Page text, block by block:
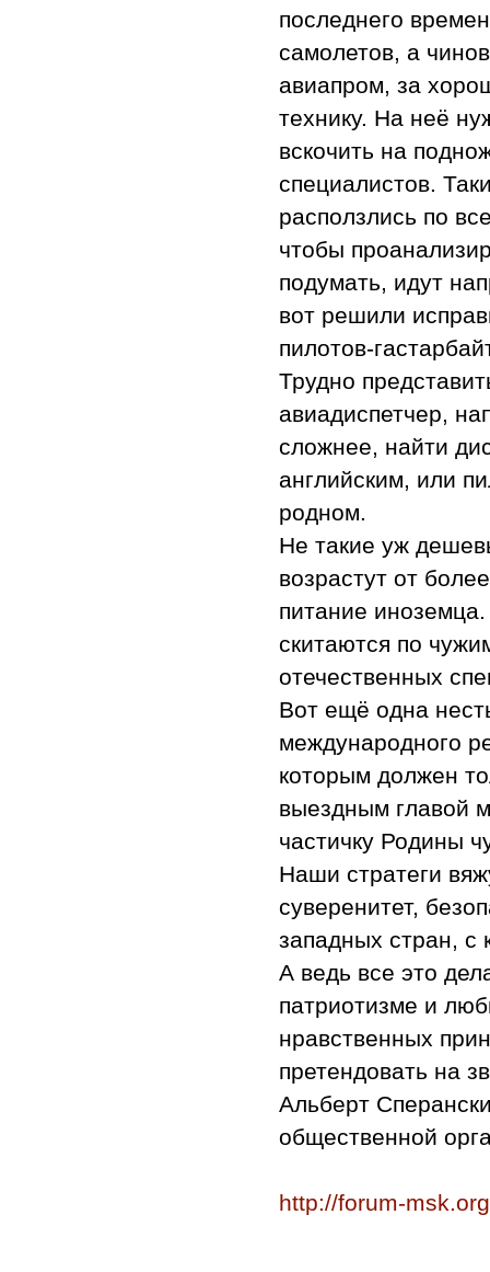
последнего
самолетов, а
авиапром, за
технику. На неё
вскочить на
специалистов.
расползлись по
чтобы
подумать, идут
вот решили
пилотов-
Трудно
авиадиспетчер,
сложнее, найти
английским, или
родном.
Не такие уж
возрастут от
питание
скитаются по
отечественных
Вот ещё одна
международного
которым должен
выездным главой
частичку Родины
Наши стратеги
суверенитет,
западных стран, с
А ведь все это
патриотизме и
нравственных
претендовать на
Альберт
общественной
http://forum-